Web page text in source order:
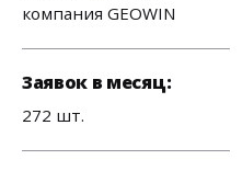
компания GEOWIN
Заявок в месяц:
272 шт.